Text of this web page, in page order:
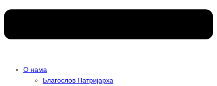
О нама
Благослов Патријарха